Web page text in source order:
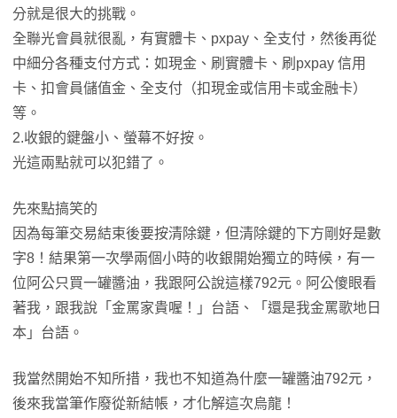
分就是很大的挑戰。
全聯光會員就很亂，有實體卡、pxpay、全支付，然後再從
中細分各種支付方式：如現金、刷實體卡、刷pxpay 信用
卡、扣會員儲值金、全支付（扣現金或信用卡或金融卡）
等。
2.收銀的鍵盤小、螢幕不好按。
光這兩點就可以犯錯了。
先來點搞笑的
因為每筆交易結束後要按清除鍵，但清除鍵的下方剛好是數
字8！結果第一次學兩個小時的收銀開始獨立的時候，有一
位阿公只買一罐醬油，我跟阿公說這樣792元。阿公傻眼看
著我，跟我說「金罵家貴喔！」台語、「還是我金罵歌地日
本」台語。
我當然開始不知所措，我也不知道為什麼一罐醬油792元，
後來我當筆作廢從新結帳，才化解這次烏龍！